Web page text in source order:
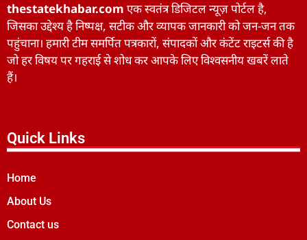
thestatekhabar.com एक स्वतंत्र डिजिटल न्यूज़ पोर्टल है,
जिसका उद्देश्य है निष्पक्ष, सटीक और व्यापक जानकारी को जन-जन तक
पहुंचाना। हमारी टीम समर्पित पत्रकारों, संपादकों और कंटेंट राइटर्स की है
जो हर विषय पर गहराई से शोध कर आपके लिए विश्वसनीय खबरें लाते
हैं।
Quick Links
Home
About Us
Contact us